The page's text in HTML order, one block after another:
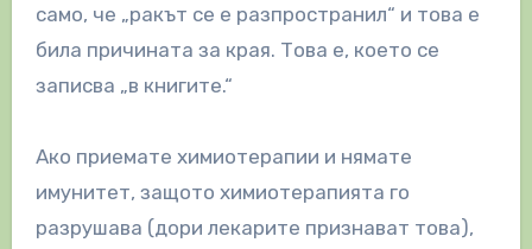
само, че „ракът се е разпространил“ и това е
била причината за края. Това е, което се
записва „в книгите.“
Ако приемате химиотерапии и нямате
имунитет, защото химиотерапията го
разрушава (дори лекарите признават това),